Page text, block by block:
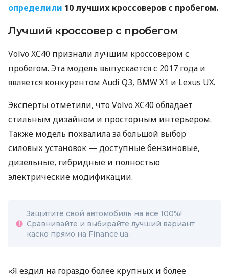
определили 10 лучших кроссоверов с пробегом.
Лучший кроссовер с пробегом
Volvo XC40 признали лучшим кроссовером с
пробегом. Эта модель выпускается с 2017 года и
является конкурентом Audi Q3, BMW X1 и Lexus UX.
Эксперты отметили, что Volvo XC40 обладает
стильным дизайном и просторным интерьером.
Также модель похвалила за большой выбор
силовых установок — доступные бензиновые,
дизельные, гибридные и полностью
электрические модификации.
Защитите свой автомобиль на все 100%!
Сравнивайте и выбирайте лучший вариант
каско прямо на Finance.ua.
«Я ездил на гораздо более крупных и более